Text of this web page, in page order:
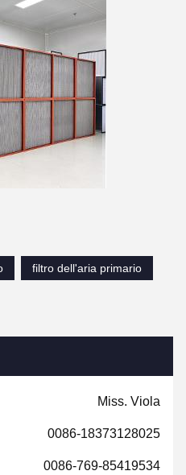
filtro dell'aria primario
Miss. Viola
0086-18373128025
0086-769-85419534